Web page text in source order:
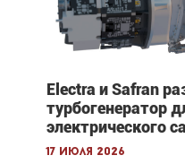
Electra и Safran
турбогенератор
электрического
17 июля 2026